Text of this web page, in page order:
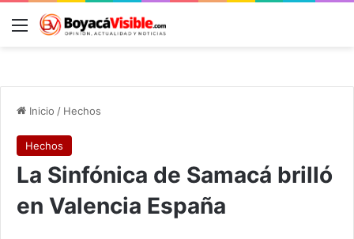
Menú
Inicio / Hechos
Hechos
La Sinfónica de Samacá brilló
en Valencia España